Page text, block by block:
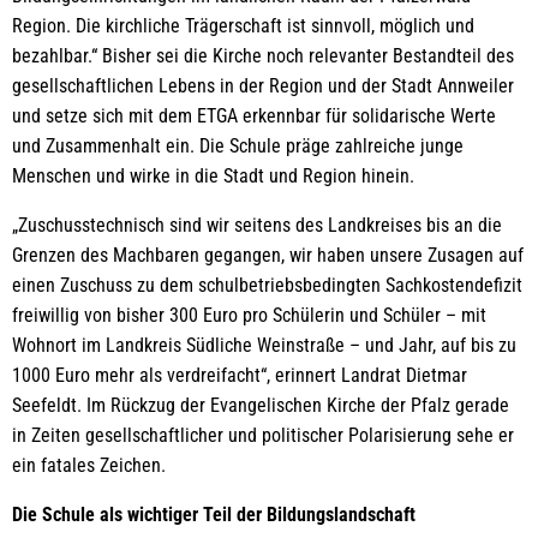
Region. Die kirchliche Trägerschaft ist sinnvoll, möglich und
bezahlbar.“ Bisher sei die Kirche noch relevanter Bestandteil des
gesellschaftlichen Lebens in der Region und der Stadt Annweiler
und setze sich mit dem ETGA erkennbar für solidarische Werte
und Zusammenhalt ein. Die Schule präge zahlreiche junge
Menschen und wirke in die Stadt und Region hinein.
„Zuschusstechnisch sind wir seitens des Landkreises bis an die
Grenzen des Machbaren gegangen, wir haben unsere Zusagen auf
einen Zuschuss zu dem schulbetriebsbedingten Sachkostendefizit
freiwillig von bisher 300 Euro pro Schülerin und Schüler – mit
Wohnort im Landkreis Südliche Weinstraße – und Jahr, auf bis zu
1000 Euro mehr als verdreifacht“, erinnert Landrat Dietmar
Seefeldt. Im Rückzug der Evangelischen Kirche der Pfalz gerade
in Zeiten gesellschaftlicher und politischer Polarisierung sehe er
ein fatales Zeichen.
Die Schule als wichtiger Teil der Bildungslandschaft